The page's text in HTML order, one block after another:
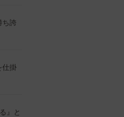
ち誇
仕掛
』と